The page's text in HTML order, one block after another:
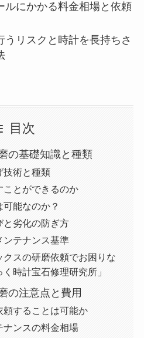
ルにかかる料金相場と依頼
うリスクと時計を長持ちさ
目次
の基礎知識と種類
技術と種類
ことができるのか
可能なのか？
と劣化の防ぎ方
ンテナンス基準
クスの研磨依頼でお困りな
時計宝石修理研究所」
の注意点と費用
頼することは可能か
ナンスの料金相場